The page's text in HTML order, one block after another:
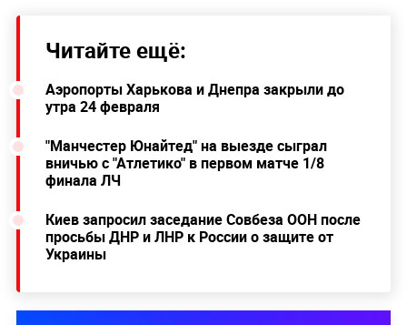
Читайте ещё:
Аэропорты Харькова и Днепра закрыли до
утра 24 февраля
"Манчестер Юнайтед" на выезде сыграл
вничью с "Атлетико" в первом матче 1/8
финала ЛЧ
Киев запросил заседание Совбеза ООН после
просьбы ДНР и ЛНР к России о защите от
Украины